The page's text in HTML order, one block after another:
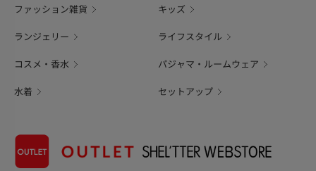
ファッション雑貨 キッズ
ランジェリー ライフスタイル
コスメ・香水 パジャマ・ルームウェア
水着 セットアップ